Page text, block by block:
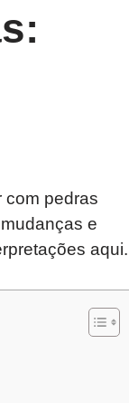
com pedras
e
aqui.